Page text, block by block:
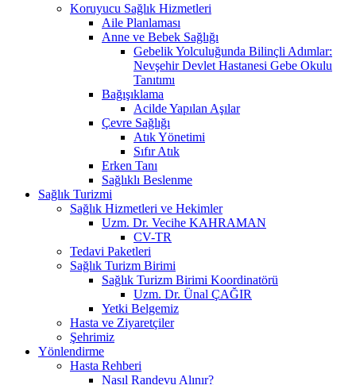
Koruyucu Sağlık Hizmetleri
Aile Planlaması
Anne ve Bebek Sağlığı
Gebelik Yolculuğunda Bilinçli Adımlar:
Nevşehir Devlet Hastanesi Gebe Okulu
Tanıtımı
Bağışıklama
Acilde Yapılan Aşılar
Çevre Sağlığı
Atık Yönetimi
Sıfır Atık
Erken Tanı
Sağlıklı Beslenme
Sağlık Turizmi
Sağlık Hizmetleri ve Hekimler
Uzm. Dr. Vecihe KAHRAMAN
CV-TR
Tedavi Paketleri
Sağlık Turizm Birimi
Sağlık Turizm Birimi Koordinatörü
Uzm. Dr. Ünal ÇAĞIR
Yetki Belgemiz
Hasta ve Ziyaretçiler
Şehrimiz
Yönlendirme
Hasta Rehberi
Nasıl Randevu Alınır?